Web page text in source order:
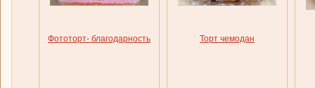
Фототорт- благодарность Торт чемодан